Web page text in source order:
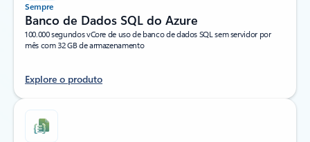
Sempre
Banco de Dados SQL do Azure
100.000 segundos vCore de uso de banco de dados SQL sem servidor por
mês com 32 GB de armazenamento
Explore o produto